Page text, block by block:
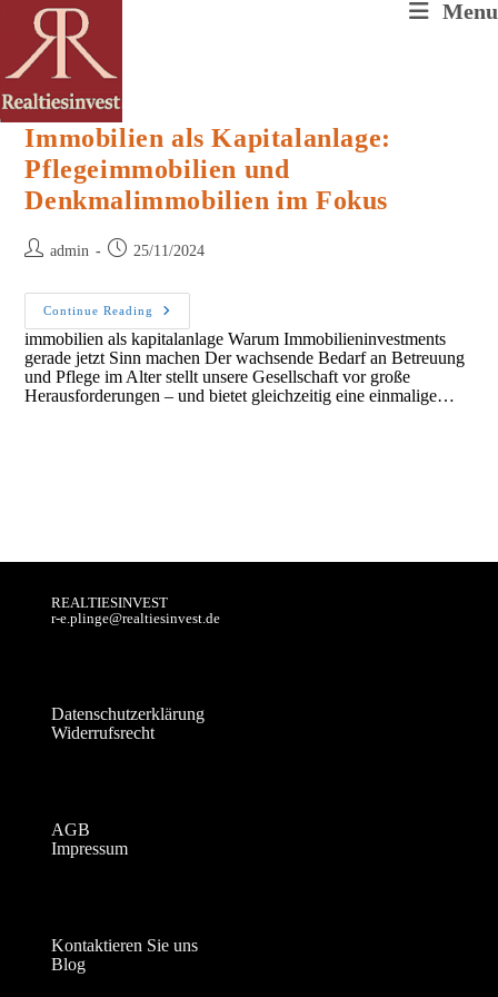
content
Menu
Immobilien als Kapitalanlage:
Pflegeimmobilien und
Denkmalimmobilien im Fokus
Postadmin
Post 25/11/2024
Continue Reading
Immobilien
Als
Kapitalanlage:
Pflegeimmobilien
Und
Denkmalimmobilien
Im
immobilien als kapitalanlage Warum Immobilieninvestments
gerade jetzt Sinn machen Der wachsende Bedarf an Betreuung
und Pflege im Alter stellt unsere Gesellschaft vor große
Herausforderungen – und bietet gleichzeitig eine einmalige…
REALTIESINVEST
r-e.plinge@realtiesinvest.de
Datenschutzerklärung
Widerrufsrecht
AGB
Impressum
Kontaktieren Sie uns
Blog